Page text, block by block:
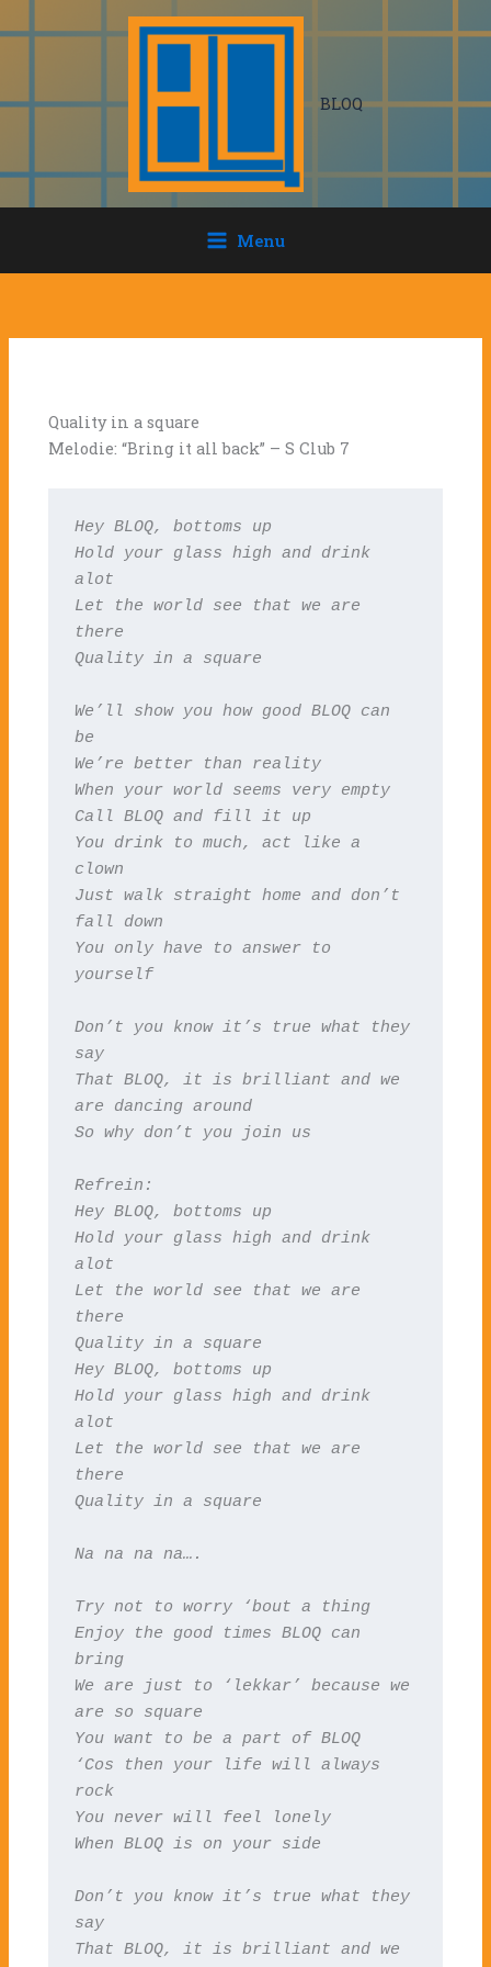
naar
BLOQ
Menu
Quality in a square
Melodie: “Bring it all back” – S Club 7
Hey BLOQ, bottoms up
Hold your glass high and drink
alot
Let the world see that we are
there
Quality in a square
We’ll show you how good BLOQ can
be
We’re better than reality
When your world seems very empty
Call BLOQ and fill it up
You drink to much, act like a
clown
Just walk straight home and don’t
fall down
You only have to answer to
yourself
Don’t you know it’s true what they
say
That BLOQ, it is brilliant and we
are dancing around
So why don’t you join us
Refrein:
Hey BLOQ, bottoms up
Hold your glass high and drink
alot
Let the world see that we are
there
Quality in a square
Hey BLOQ, bottoms up
Hold your glass high and drink
alot
Let the world see that we are
there
Quality in a square
Na na na na….
Try not to worry ‘bout a thing
Enjoy the good times BLOQ can
bring
We are just to ‘lekkar’ because we
are so square
You want to be a part of BLOQ
‘Cos then your life will always
rock
You never will feel lonely
When BLOQ is on your side
Don’t you know it’s true what they
say
That BLOQ, it is brilliant and we